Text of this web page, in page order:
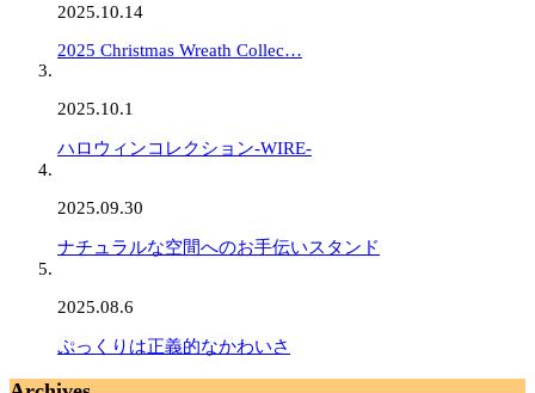
2025.10.14
2025 Christmas Wreath Collec…
2025.10.1
ハロウィンコレクション-WIRE-
2025.09.30
ナチュラルな空間へのお手伝いスタンド
2025.08.6
ぷっくりは正義的なかわいさ